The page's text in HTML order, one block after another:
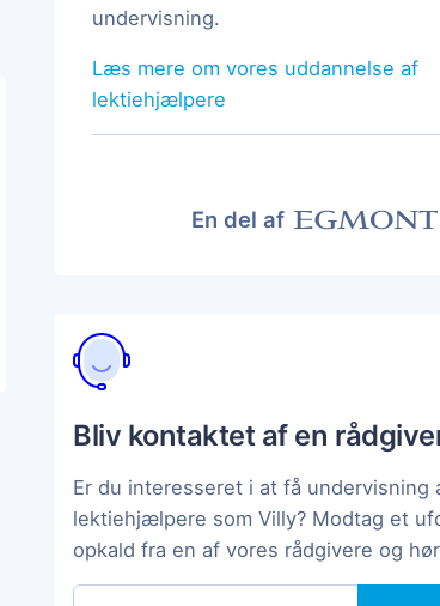
undervisning.
Læs mere om vores uddannelse af
lektiehjælpere
En del af
Bliv kontaktet af en
Er du interesseret i at få undervisning
lektiehjælpere som Villy? Modtag et
opkald fra en af vores rådgivere og